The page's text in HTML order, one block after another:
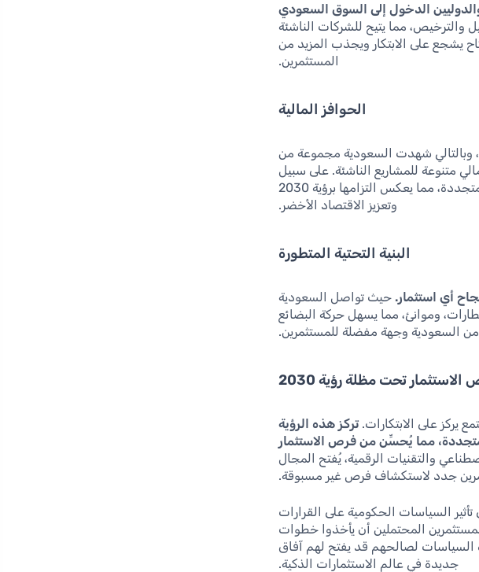
والدوليين الدخول إلى السوق السعودي
والترخيص، مما يتيح للشركات الناشئة
يشجع على الابتكار ويجذب المزيد من
المستثمرين.
الحوافز المالية
، وبالتالي شهدت السعودية مجموعة من
متنوعة للمشاريع الناشئة. على سبيل
المثال، أطلقت الحكومة برامج دعم لمشاريع الطاقة المتجددة، مما يعكس التزامها برؤية 2030
وتعزيز الاقتصاد الأخضر.
البنية التحتية المتطورة
أي استثمار. حيث تواصل السعودية
وموانئ، مما يسهل حركة البضائع
من السعودية وجهة مفضلة للمستثمرين.
الاستثمار تحت مظلة رؤية 2030
تركز هذه الرؤية
مما يُحسِّن من فرص الاستثمار
والتقنيات الرقمية، يُفتح المجال
جدد لاستكشاف فرص غير مسبوقة.
السياسات الحكومية على القرارات
المحتملين أن يأخذوا خطوات
لصالحهم قد يفتح لهم آفاق
جديدة في عالم الاستثمارات الذكية.